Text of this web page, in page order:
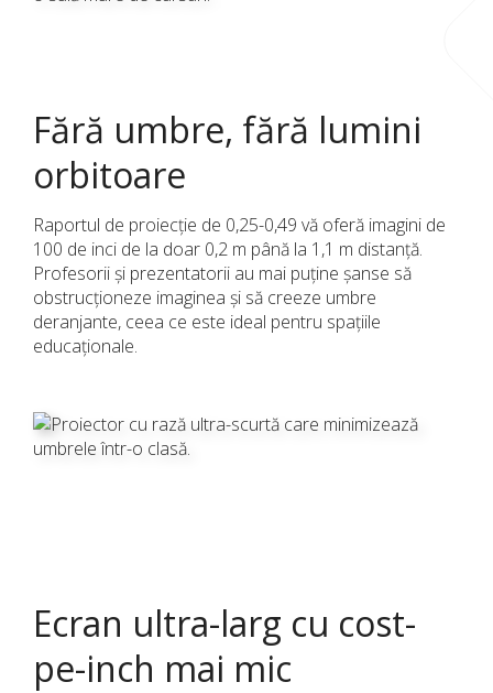
Fără umbre, fără lumini
orbitoare
Raportul de proiecție de 0,25-0,49 vă oferă imagini de
100 de inci de la doar 0,2 m până la 1,1 m distanță.
Profesorii și prezentatorii au mai puține șanse să
obstrucționeze imaginea și să creeze umbre
deranjante, ceea ce este ideal pentru spațiile
educaționale.
Ecran ultra-larg cu cost-
pe-inch mai mic